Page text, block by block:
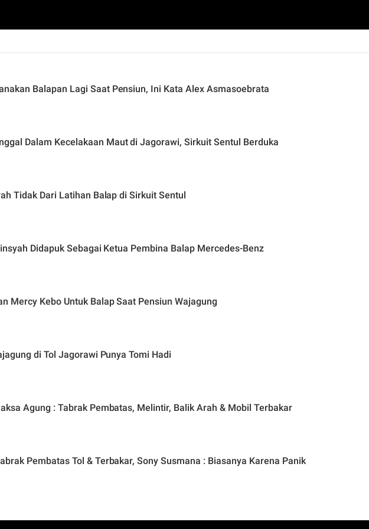
Balapan Lagi Saat Pensiun, Ini Kata Alex Asmasoebrata
Dalam Kecelakaan Maut di Jagorawi, Sirkuit Sentul Berduka
Tidak Dari Latihan Balap di Sirkuit Sentul
Didapuk Sebagai Ketua Pembina Balap Mercedes-Benz
Mercy Kebo Untuk Balap Saat Pensiun Wajagung
di Tol Jagorawi Punya Tomi Hadi
Agung : Tabrak Pembatas, Melintir, Balik Arah & Mobil Terbakar
Pembatas Tol & Terbakar, Sony Susmana : Biasanya Karena Panik